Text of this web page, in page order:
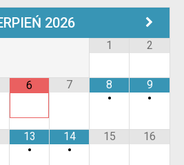
2026
1 2
6 7
8
•
9
•
13
•
14
•
15 16